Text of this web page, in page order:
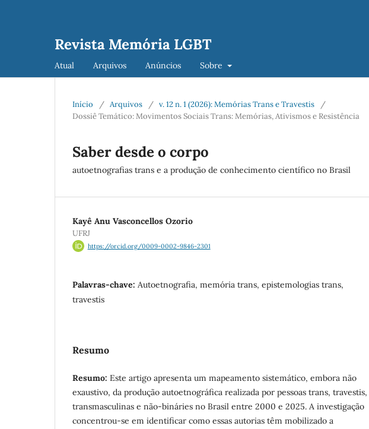
Revista Memória LGBT
Atual Arquivos Anúncios Sobre
Início / Arquivos / v. 12 n. 1 (2026): Memórias Trans e Travestis
/
Dossiê Temático: Movimentos Sociais Trans: Memórias, Ativismos e Resistência
Saber desde o corpo
autoetnografias trans e a produção de conhecimento científico no Brasil
Kayê Anu Vasconcellos Ozorio
UFRJ
https://orcid.org/0009-0002-9846-2301
Palavras-chave: Autoetnografia, memória trans, epistemologias trans,
travestis
Resumo
Resumo: Este artigo apresenta um mapeamento sistemático, embora não
exaustivo, da produção autoetnográfica realizada por pessoas trans, travestis,
transmasculinas e não-bináries no Brasil entre 2000 e 2025. A investigação
concentrou-se em identificar como essas autorias têm mobilizado a